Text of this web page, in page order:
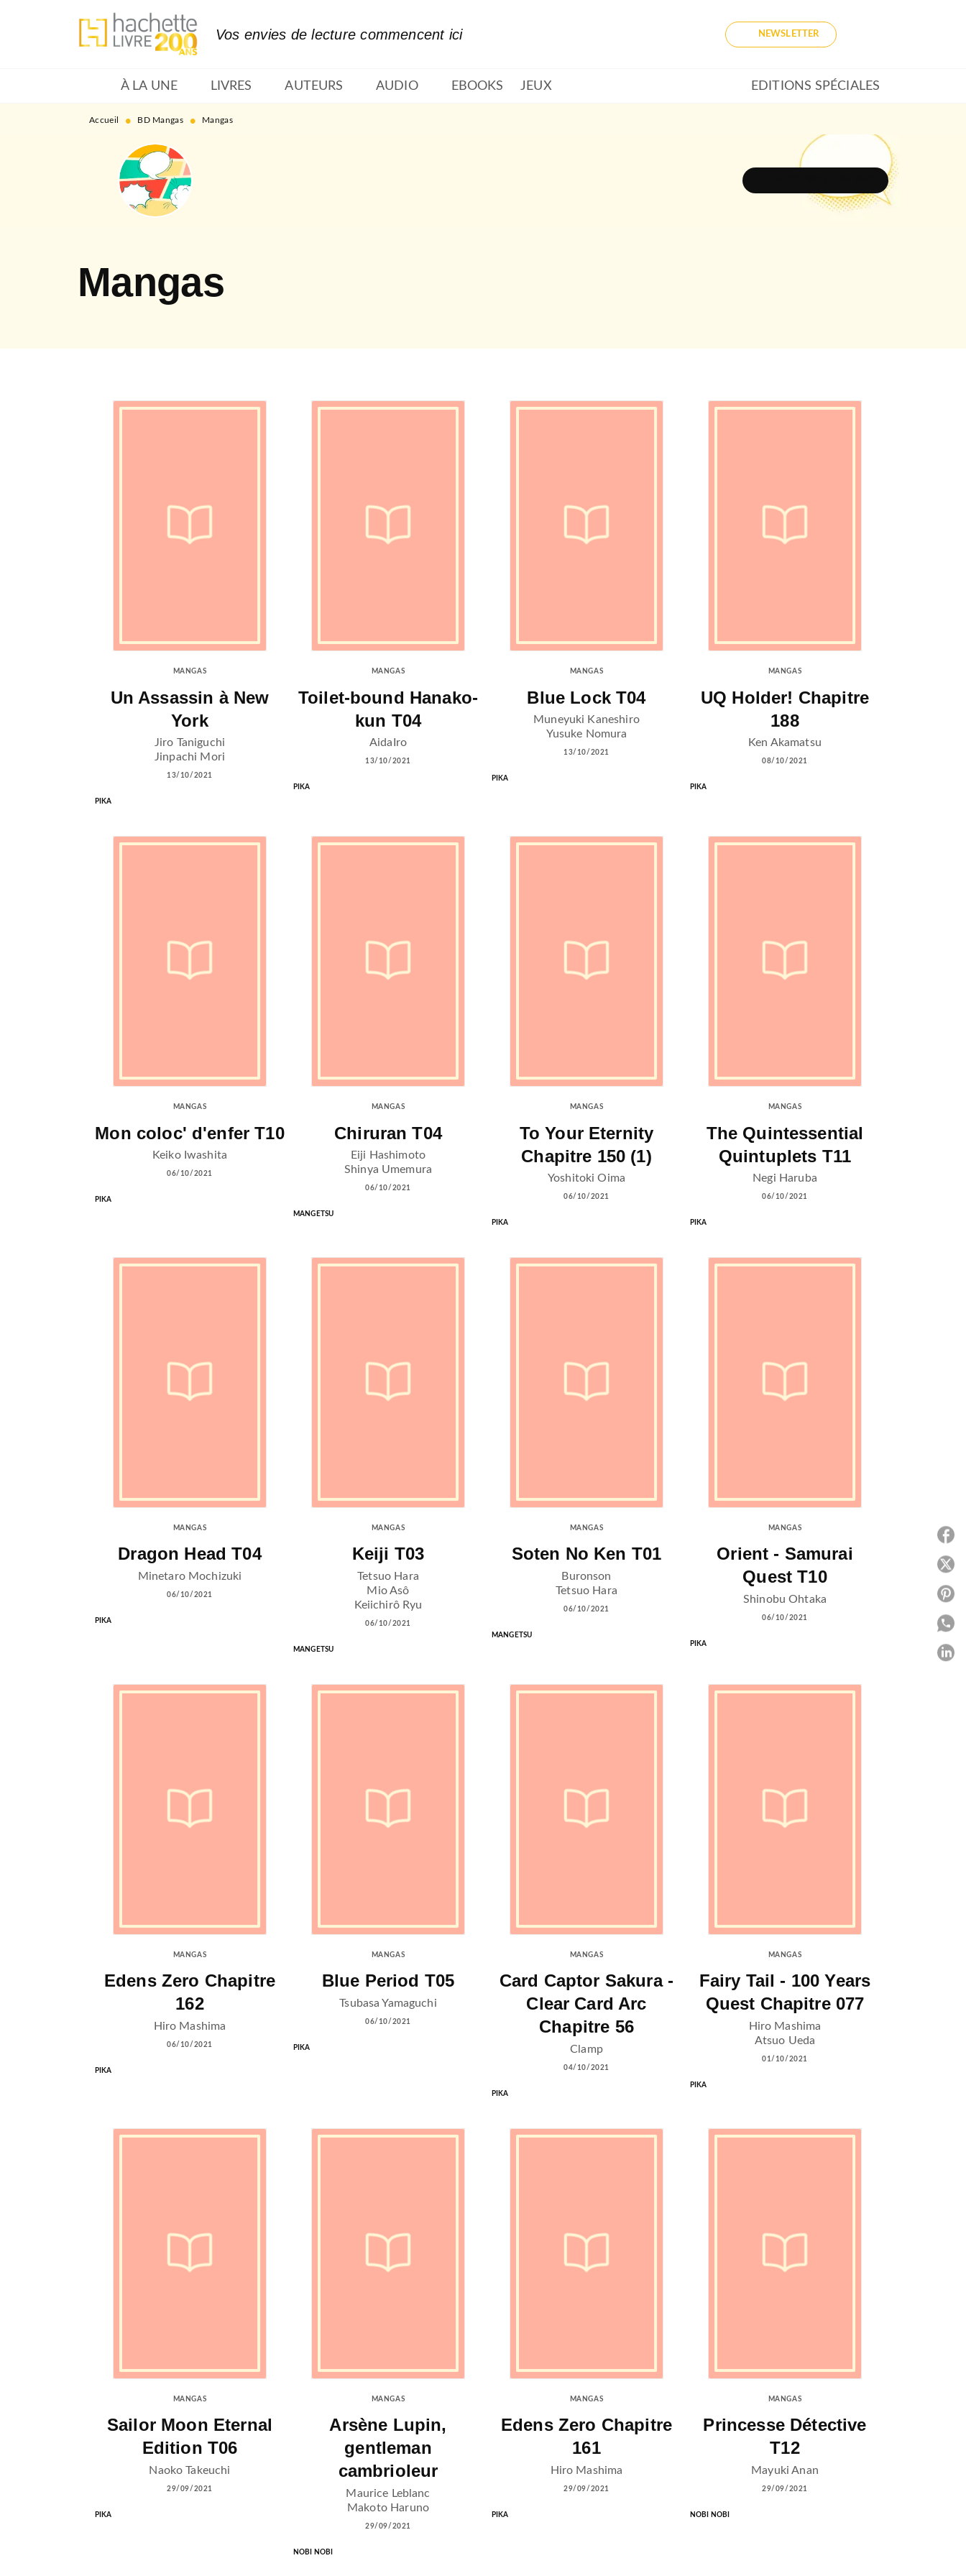
MENU RECHERCHE
Vos envies de lecture commencent ici NEWSLETTER
À LA UNE LIVRES AUTEURS AUDIO EBOOKS JEUX EDITIONS SPÉCIALES
Accueil • BD Mangas • Mangas
Mangas
MANGAS
Un Assassin à New
York
Jiro Taniguchi
Jinpachi Mori
13/10/2021
PIKA
MANGAS
Toilet-bound Hanako-
kun T04
AidaIro
13/10/2021
PIKA
MANGAS
Blue Lock T04
Muneyuki Kaneshiro
Yusuke Nomura
13/10/2021
PIKA
MANGAS
UQ Holder! Chapitre
188
Ken Akamatsu
08/10/2021
PIKA
MANGAS
Mon coloc' d'enfer T10
Keiko Iwashita
06/10/2021
PIKA
MANGAS
Chiruran T04
Eiji Hashimoto
Shinya Umemura
06/10/2021
MANGETSU
MANGAS
To Your Eternity
Chapitre 150 (1)
Yoshitoki Oima
06/10/2021
PIKA
MANGAS
The Quintessential
Quintuplets T11
Negi Haruba
06/10/2021
PIKA
MANGAS
Dragon Head T04
Minetaro Mochizuki
06/10/2021
PIKA
MANGAS
Keiji T03
Tetsuo Hara
Mio Asô
Keiichirô Ryu
06/10/2021
MANGETSU
MANGAS
Soten No Ken T01
Buronson
Tetsuo Hara
06/10/2021
MANGETSU
MANGAS
Orient - Samurai
Quest T10
Shinobu Ohtaka
06/10/2021
PIKA
MANGAS
Edens Zero Chapitre
162
Hiro Mashima
06/10/2021
PIKA
MANGAS
Blue Period T05
Tsubasa Yamaguchi
06/10/2021
PIKA
MANGAS
Card Captor Sakura -
Clear Card Arc
Chapitre 56
Clamp
04/10/2021
PIKA
MANGAS
Fairy Tail - 100 Years
Quest Chapitre 077
Hiro Mashima
Atsuo Ueda
01/10/2021
PIKA
MANGAS
Sailor Moon Eternal
Edition T06
Naoko Takeuchi
29/09/2021
PIKA
MANGAS
Arsène Lupin,
gentleman
cambrioleur
Maurice Leblanc
Makoto Haruno
29/09/2021
NOBI NOBI
MANGAS
Edens Zero Chapitre
161
Hiro Mashima
29/09/2021
PIKA
MANGAS
Princesse Détective
T12
Mayuki Anan
29/09/2021
NOBI NOBI